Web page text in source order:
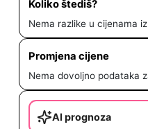
Koliko štediš?
Nema razlike u cijenama
Promjena cijene
Nema dovoljno podataka
AI prognoza